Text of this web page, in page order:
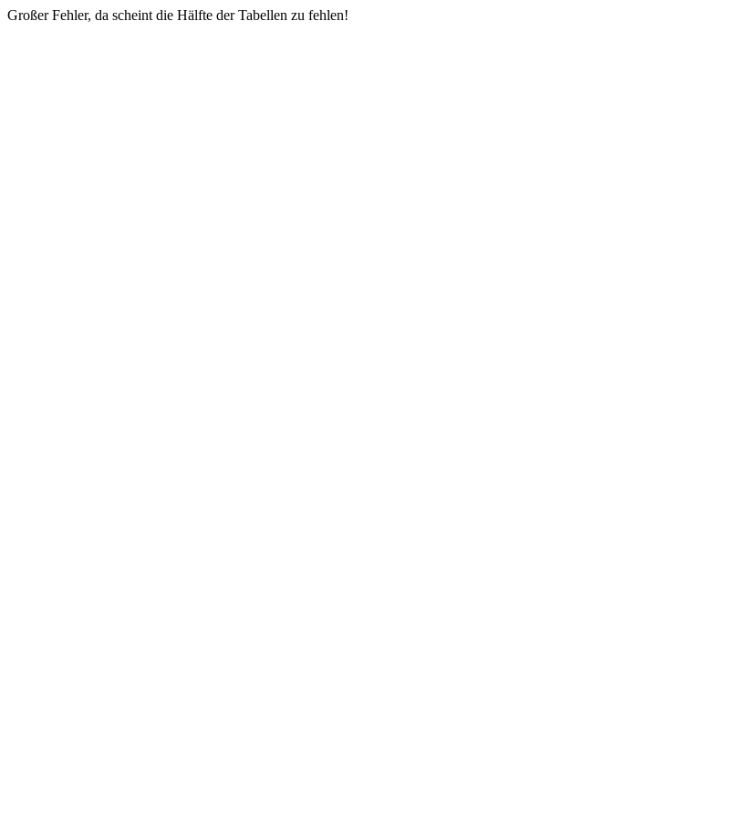
Großer Fehler, da scheint die Hälfte der Tabellen zu fehlen!